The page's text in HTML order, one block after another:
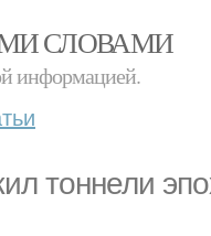
СЛОВАМИ
информацией.
тоннели